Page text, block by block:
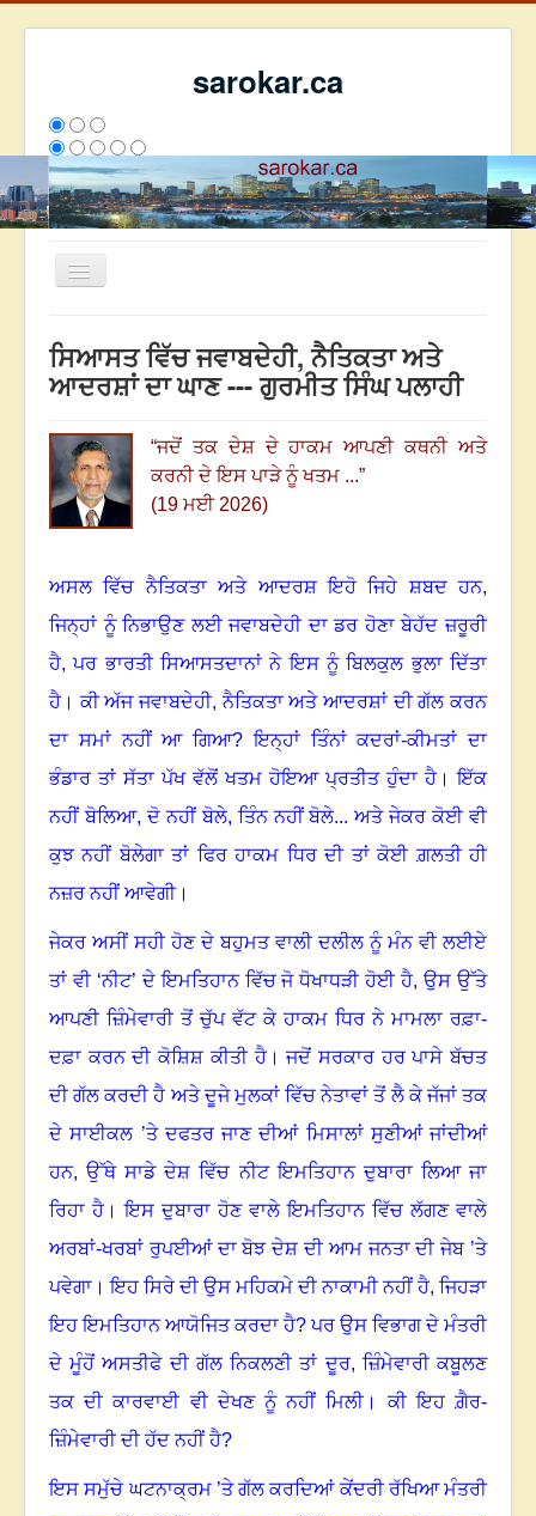
sarokar.ca
Toggle
ਰਚਨਾਵਾਂ
ਸੰਪਰਕ
We have 265 guests and no members online
2794523
ਇਸ ਹਫਤੇ
ਸਿਆਸਤ ਵਿੱਚ ਜਵਾਬਦੇਹੀ, ਨੈਤਿਕਤਾ ਅਤੇ
ਆਦਰਸ਼ਾਂ ਦਾ ਘਾਣ --- ਗੁਰਮੀਤ ਸਿੰਘ ਪਲਾਹੀ
“ਜਦੋਂ ਤਕ ਦੇਸ਼ ਦੇ ਹਾਕਮ ਆਪਣੀ ਕਥਨੀ ਅਤੇ
ਕਰਨੀ ਦੇ ਇਸ ਪਾੜੇ ਨੂੰ ਖਤਮ ...”
(19 ਮਈ 2026)
ਅਸਲ ਵਿੱਚ ਨੈਤਿਕਤਾ ਅਤੇ ਆਦਰਸ਼ ਇਹੋ ਜਿਹੇ ਸ਼ਬਦ ਹਨ,
ਜਿਨ੍ਹਾਂ ਨੂੰ ਨਿਭਾਉਣ ਲਈ ਜਵਾਬਦੇਹੀ ਦਾ ਡਰ ਹੋਣਾ ਬੇਹੱਦ ਜ਼ਰੂਰੀ
ਹੈ,ਪਰ ਭਾਰਤੀ ਸਿਆਸਤਦਾਨਾਂ ਨੇ ਇਸ ਨੂੰ ਬਿਲਕੁਲ ਭੁਲਾ ਦਿੱਤਾ
ਹੈ ।ਕੀ ਅੱਜ ਜਵਾਬਦੇਹੀ,ਨੈਤਿਕਤਾ ਅਤੇ ਆਦਰਸ਼ਾਂ ਦੀ ਗੱਲ ਕਰਨ
ਦਾ ਸਮਾਂ ਨਹੀਂ ਆ ਗਿਆ?ਇਨ੍ਹਾਂ ਤਿੰਨਾਂ ਕਦਰਾਂ-ਕੀਮਤਾਂ ਦਾ
ਭੰਡਾਰ ਤਾਂ ਸੱਤਾ ਪੱਖ ਵੱਲੋਂ ਖਤਮ ਹੋਇਆ ਪ੍ਰਤੀਤ ਹੁੰਦਾ ਹੈ ।ਇੱਕ
ਨਹੀਂ ਬੋਲਿਆ,ਦੋ ਨਹੀਂ ਬੋਲੇ, ਤਿੰਨ ਨਹੀਂ ਬੋਲੇ... ਅਤੇ ਜੇਕਰ ਕੋਈ ਵੀ
ਕੁਝ ਨਹੀਂ ਬੋਲੇਗਾ ਤਾਂ ਫਿਰ ਹਾਕਮ ਧਿਰ ਦੀ ਤਾਂ ਕੋਈ ਗ਼ਲਤੀ ਹੀ
ਨਜ਼ਰ ਨਹੀਂ ਆਵੇਗੀ।
ਜੇਕਰ ਅਸੀਂ ਸਹੀ ਹੋਣ ਦੇ ਬਹੁਮਤ ਵਾਲੀ ਦਲੀਲ ਨੂੰ ਮੰਨ ਵੀ ਲਈਏ
ਤਾਂ ਵੀ ‘ਨੀਟ’ ਦੇ ਇਮਤਿਹਾਨ ਵਿੱਚ ਜੋ ਧੋਖਾਧੜੀ ਹੋਈ ਹੈ,ਉਸ ਉੱਤੇ
ਆਪਣੀ ਜ਼ਿੰਮੇਵਾਰੀ ਤੋਂ ਚੁੱਪ ਵੱਟ ਕੇ ਹਾਕਮ ਧਿਰ ਨੇ ਮਾਮਲਾ ਰਫ਼ਾ-
ਦਫ਼ਾ ਕਰਨ ਦੀ ਕੋਸ਼ਿਸ਼ ਕੀਤੀ ਹੈ। ਜਦੋਂ ਸਰਕਾਰ ਹਰ ਪਾਸੇ ਬੱਚਤ
ਦੀ ਗੱਲ ਕਰਦੀ ਹੈ ਅਤੇ ਦੂਜੇ ਮੁਲਕਾਂ ਵਿੱਚ ਨੇਤਾਵਾਂ ਤੋਂ ਲੈ ਕੇ ਜੱਜਾਂ ਤਕ
ਦੇ ਸਾਈਕਲ ’ਤੇ ਦਫਤਰ ਜਾਣ ਦੀਆਂ ਮਿਸਾਲਾਂ ਸੁਣੀਆਂ ਜਾਂਦੀਆਂ
ਹਨ,ਉੱਥੇ ਸਾਡੇ ਦੇਸ਼ ਵਿੱਚ ਨੀਟ ਇਮਤਿਹਾਨ ਦੁਬਾਰਾ ਲਿਆ ਜਾ
ਰਿਹਾ ਹੈ ।ਇਸ ਦੁਬਾਰਾ ਹੋਣ ਵਾਲੇ ਇਮਤਿਹਾਨ ਵਿੱਚ ਲੱਗਣ ਵਾਲੇ
ਅਰਬਾਂ-ਖਰਬਾਂ ਰੁਪਈਆਂ ਦਾ ਬੋਝ ਦੇਸ਼ ਦੀ ਆਮ ਜਨਤਾ ਦੀ ਜੇਬ ’ਤੇ
ਪਵੇਗਾ ।ਇਹ ਸਿਰੇ ਦੀ ਉਸ ਮਹਿਕਮੇ ਦੀ ਨਾਕਾਮੀ ਨਹੀਂ ਹੈ, ਜਿਹੜਾ
ਇਹ ਇਮਤਿਹਾਨ ਆਯੋਜਿਤ ਕਰਦਾ ਹੈ?ਪਰ ਉਸ ਵਿਭਾਗ ਦੇ ਮੰਤਰੀ
ਦੇ ਮੂੰਹੋਂ ਅਸਤੀਫੇ ਦੀ ਗੱਲ ਨਿਕਲਣੀ ਤਾਂ ਦੂਰ, ਜ਼ਿੰਮੇਵਾਰੀ ਕਬੂਲਣ
ਤਕ ਦੀ ਕਾਰਵਾਈ ਵੀ ਦੇਖਣ ਨੂੰ ਨਹੀਂ ਮਿਲੀ।ਕੀ ਇਹ ਗ਼ੈਰ-
ਜ਼ਿੰਮੇਵਾਰੀ ਦੀ ਹੱਦ ਨਹੀਂ ਹੈ?
ਇਸ ਸਮੁੱਚੇ ਘਟਨਾਕ੍ਰਮ ’ਤੇ ਗੱਲ ਕਰਦਿਆਂ ਕੇਂਦਰੀ ਰੱਖਿਆ ਮੰਤਰੀ